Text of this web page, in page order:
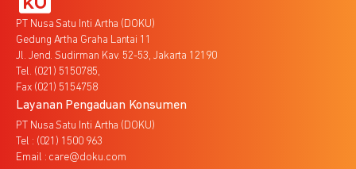
PT Nusa Satu Inti Artha (DOKU)
Gedung Artha Graha Lantai 11
Jl. Jend. Sudirman Kav. 52-53, Jakarta 12190
Tel. (021) 5150785,
Fax (021) 5154758
Layanan Pengaduan Konsumen
PT Nusa Satu Inti Artha (DOKU)
Tel : (021) 1500 963
Email : care@doku.com